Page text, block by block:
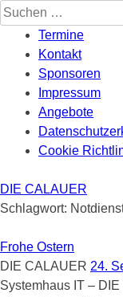
Skip
to
content
Suchen
nach:
Termine
Kontakt
Sponsoren
Impressum
Angebote
Cookie
DIE CALAUER
Schlagwort:
Frohe Ostern
DIE CALAUER 24.
Systemhaus IT –